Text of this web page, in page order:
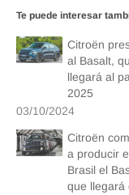
Te puede interesar
Citroën
al Basalt,
llegará al
2025
03/10/2024
Citroën
a producir
Brasil el
que llegará